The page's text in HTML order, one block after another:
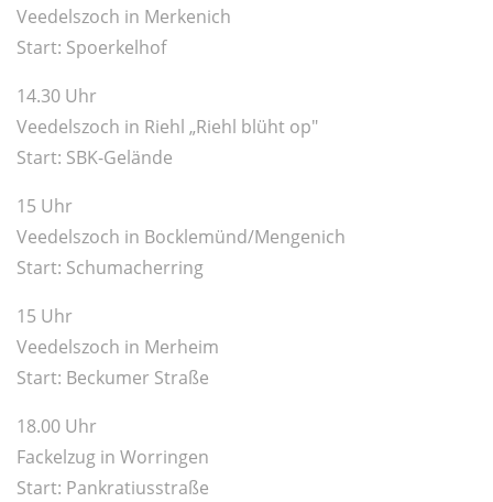
Veedelszoch in Merkenich
Start: Spoerkelhof
14.30 Uhr
Veedelszoch in Riehl „Riehl blüht op"
Start: SBK-Gelände
15 Uhr
Veedelszoch in Bocklemünd/Mengenich
Start: Schumacherring
15 Uhr
Veedelszoch in Merheim
Start: Beckumer Straße
18.00 Uhr
Fackelzug in Worringen
Start: Pankratiusstraße